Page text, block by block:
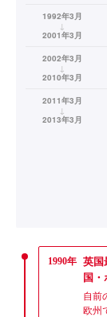
1992年3月
↓
2001年3月
2002年3月
↓
2010年3月
2011年3月
↓
2013年3月
1990年 英国
国
自前
欧州